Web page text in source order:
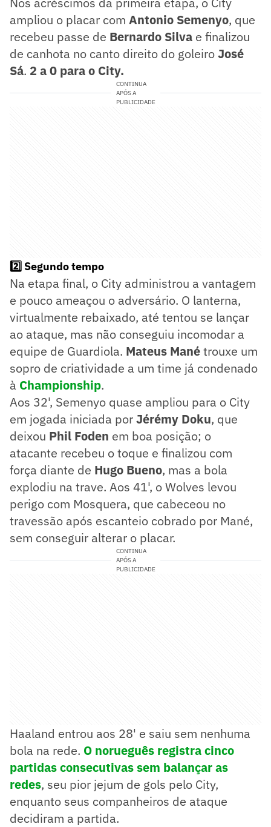
ampliou o placar com Antonio Semenyo, que
recebeu passe de Bernardo Silva e finalizou
de canhota no canto direito do goleiroJosé
Sá. 2 a 0 para o City.
CONTINUA
APÓS A
PUBLICIDADE
2️⃣ Segundo tempo
Na etapa final, o City administrou a vantagem
e pouco ameaçou o adversário. O lanterna,
virtualmente rebaixado, até tentou se lançar
ao ataque, mas não conseguiu incomodar a
equipe de Guardiola. Mateus Manétrouxe um
sopro de criatividade a um time já condenado
à Championship.
Aos 32', Semenyo quase ampliou para o City
em jogada iniciada porJérémy Doku, que
deixou Phil Foden em boa posição; o
atacante recebeu o toque e finalizou com
força diante de Hugo Bueno, mas a bola
explodiu na trave. Aos 41', o Wolves levou
perigo com Mosquera, que cabeceou no
travessão após escanteio cobrado por Mané,
sem conseguir alterar o placar.
CONTINUA
APÓS A
PUBLICIDADE
Haaland entrou aos 28' e saiu sem nenhuma
bola na rede. O norueguês registra cinco
partidas consecutivas sem balançar as
redes, seu pior jejum de gols pelo City,
enquanto seus companheiros de ataque
decidiram a partida.